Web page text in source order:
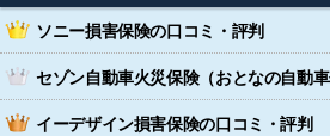
ソニー損害保険の口コミ・評判
セゾン自動車火災保険（おとなの自動
イーデザイン損害保険の口コミ・評判